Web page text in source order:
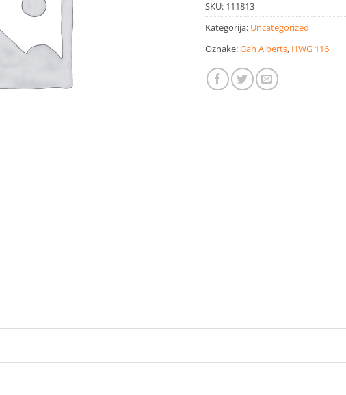
SKU: 111813
Kategorija: Uncategorized
Oznake:Gah Alberts, HWG 116